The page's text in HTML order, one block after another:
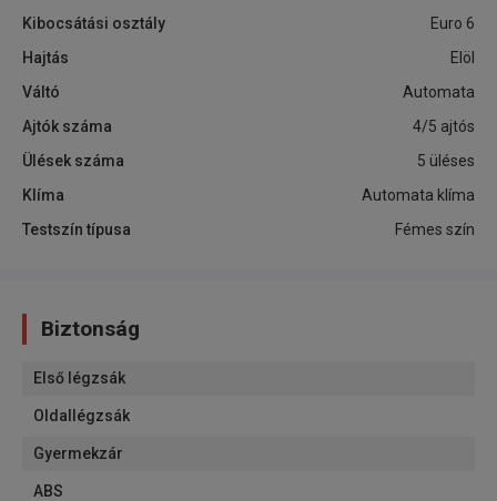
Kibocsátási osztály
Euro 6
Hajtás
Elöl
Váltó
Automata
Ajtók száma
4/5 ajtós
Ülések száma
5 üléses
Klíma
Automata klíma
Testszín típusa
Fémes szín
Biztonság
Első légzsák
Oldallégzsák
Gyermekzár
ABS